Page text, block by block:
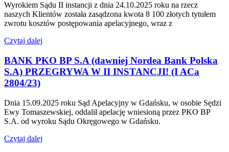
Wyrokiem Sądu II instancji z dnia 24.10.2025 roku na rzecz
naszych Klientów została zasądzona kwota 8 100 złotych tytułem
zwrotu kosztów postępowania apelacyjnego, wraz z
Czytaj dalej
BANK PKO BP S.A (dawniej Nordea Bank Polska
S.A) PRZEGRYWA W II INSTANCJI! (I ACa
2804/23)
Dnia 15.09.2025 roku Sąd Apelacyjny w Gdańsku, w osobie Sędzi
Ewy Tomaszewskiej, oddalił apelację wniesioną przez PKO BP
S.A. od wyroku Sądu Okręgowego w Gdańsku.
Czytaj dalej